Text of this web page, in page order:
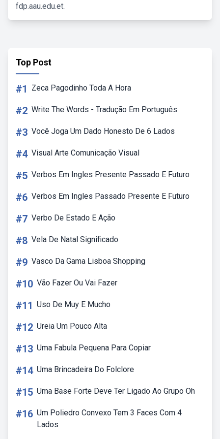
fdp.aau.edu.et.
Top Post
#1 Zeca Pagodinho Toda A Hora
#2 Write The Words - Tradução Em Português
#3 Você Joga Um Dado Honesto De 6 Lados
#4 Visual Arte Comunicação Visual
#5 Verbos Em Ingles Presente Passado E Futuro
#6 Verbos Em Ingles Passado Presente E Futuro
#7 Verbo De Estado E Ação
#8 Vela De Natal Significado
#9 Vasco Da Gama Lisboa Shopping
#10 Vão Fazer Ou Vai Fazer
#11 Uso De Muy E Mucho
#12 Ureia Um Pouco Alta
#13 Uma Fabula Pequena Para Copiar
#14 Uma Brincadeira Do Folclore
#15 Uma Base Forte Deve Ter Ligado Ao Grupo Oh
#16 Um Poliedro Convexo Tem 3 Faces Com 4
Lados